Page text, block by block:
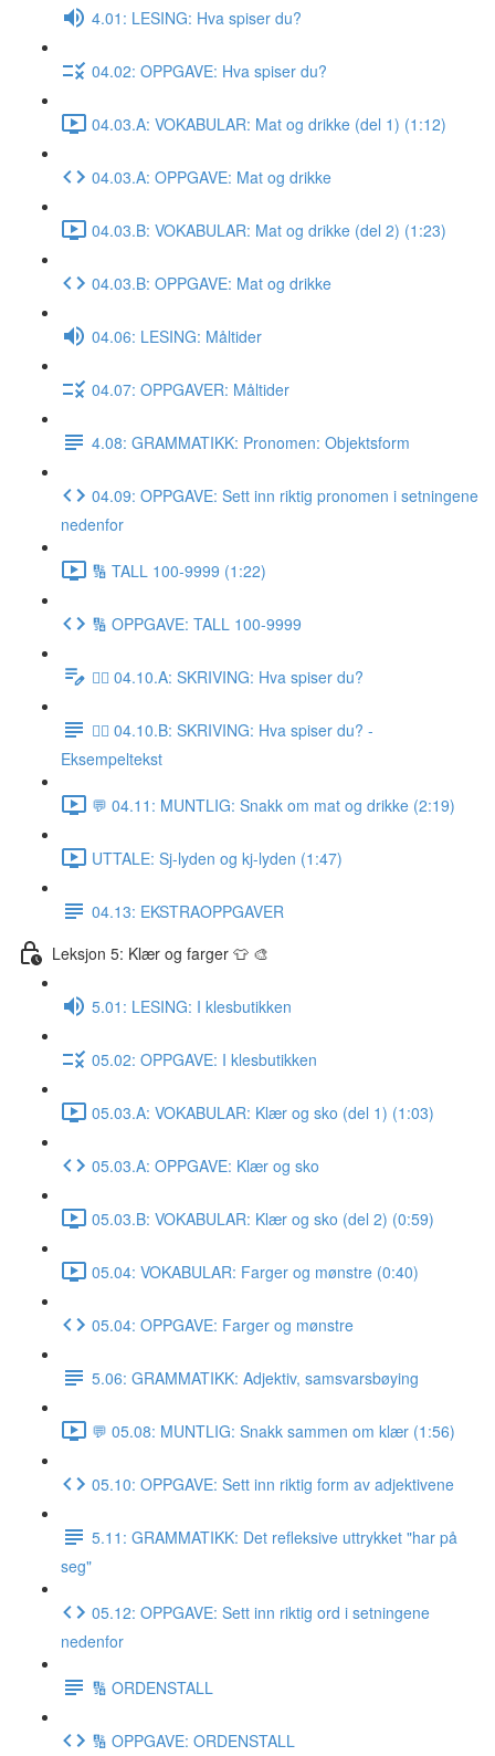
4.01: LESING: Hva spiser du?
04.02: OPPGAVE: Hva spiser du?
04.03.A: VOKABULAR: Mat og drikke (del 1) (1:12)
04.03.A: OPPGAVE: Mat og drikke
04.03.B: VOKABULAR: Mat og drikke (del 2) (1:23)
04.03.B: OPPGAVE: Mat og drikke
04.06: LESING: Måltider
04.07: OPPGAVER: Måltider
4.08: GRAMMATIKK: Pronomen: Objektsform
04.09: OPPGAVE: Sett inn riktig pronomen i setningene
nedenfor
🔢 TALL 100-9999 (1:22)
🔢 OPPGAVE: TALL 100-9999
✍🏼 04.10.A: SKRIVING: Hva spiser du?
✍🏼 04.10.B: SKRIVING: Hva spiser du? -
Eksempeltekst
💬 04.11: MUNTLIG: Snakk om mat og drikke (2:19)
UTTALE: Sj-lyden og kj-lyden (1:47)
04.13: EKSTRAOPPGAVER
Leksjon 5: Klær og farger 👕 🎨
5.01: LESING: I klesbutikken
05.02: OPPGAVE: I klesbutikken
05.03.A: VOKABULAR: Klær og sko (del 1) (1:03)
05.03.A: OPPGAVE: Klær og sko
05.03.B: VOKABULAR: Klær og sko (del 2) (0:59)
05.04: VOKABULAR: Farger og mønstre (0:40)
05.04: OPPGAVE: Farger og mønstre
5.06: GRAMMATIKK: Adjektiv, samsvarsbøying
💬 05.08: MUNTLIG: Snakk sammen om klær (1:56)
05.10: OPPGAVE: Sett inn riktig form av adjektivene
5.11: GRAMMATIKK: Det refleksive uttrykket "har på
seg"
05.12: OPPGAVE: Sett inn riktig ord i setningene
nedenfor
🔢 ORDENSTALL
🔢 OPPGAVE: ORDENSTALL